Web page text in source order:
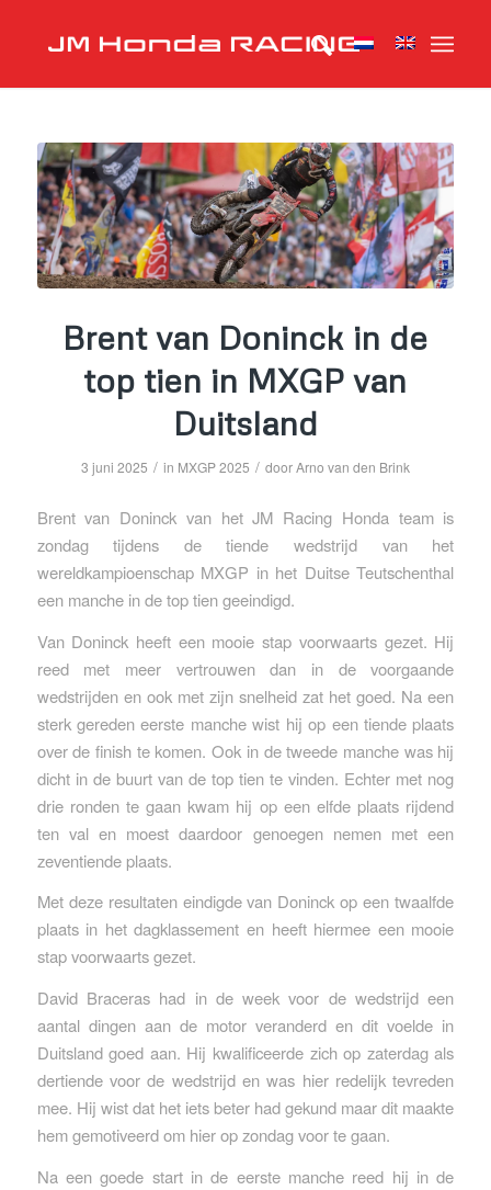
Brent van Doninck in de
top tien in MXGP van
Duitsland
3 juni 2025 / in MXGP 2025 / doorArno van den Brink
Brent van Doninck van het JM Racing Honda team is
zondag tijdens de tiende wedstrijd van het
wereldkampioenschap MXGP in het Duitse Teutschenthal
een manche in de top tien geeindigd.
Van Doninck heeft een mooie stap voorwaarts gezet. Hij
reed met meer vertrouwen dan in de voorgaande
wedstrijden en ook met zijn snelheid zat het goed. Na een
sterk gereden eerste manche wist hij op een tiende plaats
over de finish te komen. Ook in de tweede manche was hij
dicht in de buurt van de top tien te vinden. Echter met nog
drie ronden te gaan kwam hij op een elfde plaats rijdend
ten val en moest daardoor genoegen nemen met een
zeventiende plaats.
Met deze resultaten eindigde van Doninck op een twaalfde
plaats in het dagklassement en heeft hiermee een mooie
stap voorwaarts gezet.
David Braceras had in de week voor de wedstrijd een
aantal dingen aan de motor veranderd en dit voelde in
Duitsland goed aan. Hij kwalificeerde zich op zaterdag als
dertiende voor de wedstrijd en was hier redelijk tevreden
mee. Hij wist dat het iets beter had gekund maar dit maakte
hem gemotiveerd om hier op zondag voor te gaan.
Na een goede start in de eerste manche reed hij in de